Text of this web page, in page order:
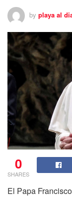
by playa al
0
SHARES
El Papa